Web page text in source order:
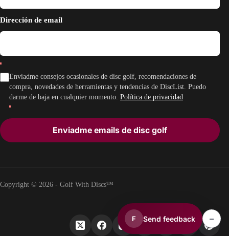
Dirección de email
Enviadme consejos ocasionales de disc golf, recomendaciones de
compra, novedades de herramientas y tendencias de DiscList. Puedo
darme de baja en cualquier momento. Política de privacidad
Enviadme emails de disc golf
Copyright © 2026 - Golf With Discs™
F Send feedback –